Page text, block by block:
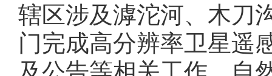
辖区涉及滹沱河、木刀
门完成高分辨率卫星遥